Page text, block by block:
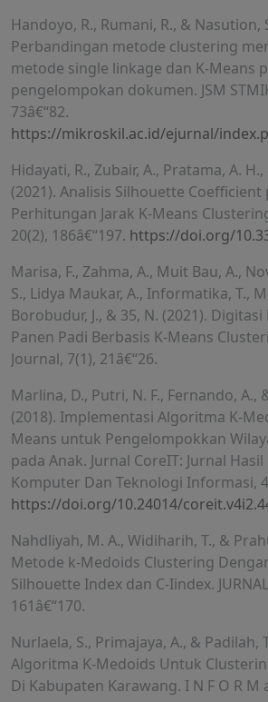
Handoyo, R., Rumani, R., & Nasution,
Perbandingan metode clustering
metode single linkage dan K-Means
pengelompokan dokumen. JSM
73â€“82.
https://mikroskil.ac.id/ejurnal/
Hidayati, R., Zubair, A., Pratama, A.
(2021). Analisis Silhouette Coefficient
Perhitungan Jarak K-Means
20(2), 186â€“197. https://doi.org/
Marisa, F., Zahma, A., Muit Bau, A.,
S., Lidya Maukar, A., Informatika, T.,
Borobudur, J., & 35, N. (2021).
Panen Padi Berbasis K-Means
Journal, 7(1), 21â€“26.
Marlina, D., Putri, N. F., Fernando, A.,
(2018). Implementasi Algoritma K-
Means untuk Pengelompokkan
pada Anak. Jurnal CoreIT: Jurnal
Komputer Dan Teknologi Informasi,
https://doi.org/10.24014/
Nahdliyah, M. A., Widiharih, T., &
Metode k-Medoids Clustering
Silhouette Index dan C-Iindex.
161â€“170.
Nurlaela, S., Primajaya, A., & Padilah,
Algoritma K-Medoids Untuk
Di Kabupaten Karawang. I N F O R M